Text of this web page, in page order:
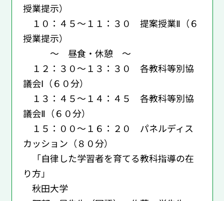
授業提示）
１０：４５～１１：３０ 提案授業Ⅱ（６
授業提示）
～ 昼食・休憩 ～
１２：３０～１３：３０ 各教科等別協
議会Ⅰ（６０分）
１３：４５～１４：４５ 各教科等別協
議会Ⅱ（６０分）
１５：００～１６：２０ パネルディス
カッション（８０分）
「自律した学習者を育てる教科指導の在
り方」
秋田大学